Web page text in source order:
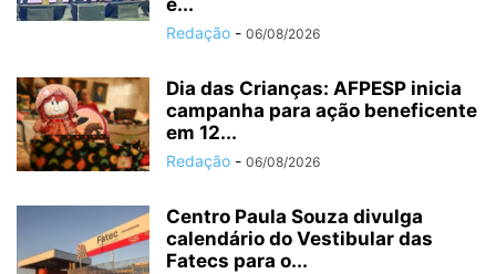
e...
Redação - 06/08/2026
Dia das Crianças: AFPESP inicia
campanha para ação beneficente
em 12...
Redação - 06/08/2026
Centro Paula Souza divulga
calendário do Vestibular das
Fatecs para o...